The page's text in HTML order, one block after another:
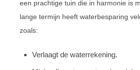
een prachtige tuin die in harmonie is
lange termijn heeft waterbesparing
zoals:
Verlaagt de waterrekening.